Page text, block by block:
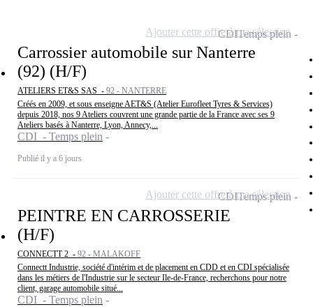
Carrossier automobile sur Nanterre
(92) (H/F)
ATELIERS ET&S SAS - 92 - NANTERRE
Créés en 2009, et sous enseigne AET&S (Atelier Eurofleet Tyres & Services)
depuis 2018, nos 9 Ateliers couvrent une grande partie de la France avec ses 9
Ateliers basés à Nanterre, Lyon, Annecy,...
CDI - Temps plein
Publié il y a 6 jours
CDITemps plein
Ajouter cette offre à ma sélection
PEINTRE EN CARROSSERIE
(H/F)
CONNECTT 2 - 92 - MALAKOFF
Connectt Industrie, société d'intérim et de placement en CDD et en CDI spécialisée
dans les métiers de l'Industrie sur le secteur Ile-de-France, recherchons pour notre
client, garage automobile situé...
CDI - Temps plein
CDITemps plein
Ajouter cette offre à ma sélection